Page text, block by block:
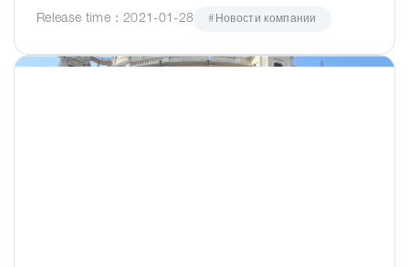
Release time：2021-01-28 #Новости компании